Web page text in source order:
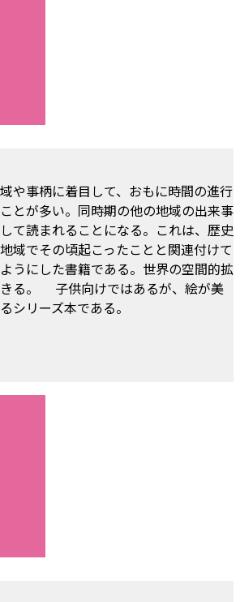
や事柄に着目して、おもに時間の進行
とが多い。同時期の他の地域の出来事
て読まれることになる。これは、歴史
域でその頃起こったことと関連付けて
うにした書籍である。世界の空間的拡
る。 子供向けではあるが、絵が美
シリーズ本である。